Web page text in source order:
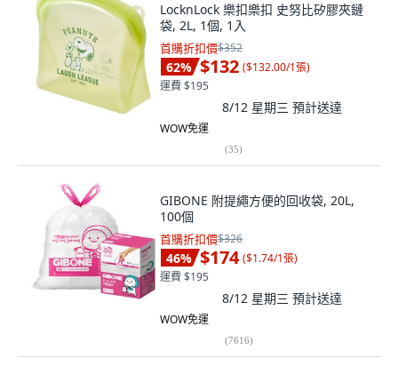
LocknLock 樂扣樂扣 史努比矽膠夾鏈
袋, 2L, 1個, 1入
首購折扣價$352
62% $132 ($132.00/1張)
運費 $195
8/12 星期三 預計送達
WOW免運
(35)
GIBONE 附提繩方便的回收袋, 20L,
100個
首購折扣價$326
46% $174 ($1.74/1張)
運費 $195
8/12 星期三 預計送達
WOW免運
(7616)